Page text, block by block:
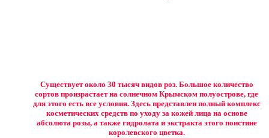
Существует около 30 тысяч видов роз. Большое количество
сортов произрастает на солнечном Крымском полуострове, где
для этого есть все условия. Здесь представлен полный комплекс
косметических средств по уходу за кожей лица на основе
абсолюта розы, а также гидролата и экстракта этого поистине
королевского цветка.